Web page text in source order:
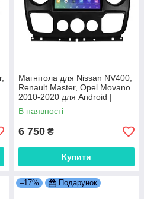
Магнітола для Nissan NV400,
Renault Master, Opel Movano
2010-2020 для Android |
Сенсорний екран, GPS,
Bluetooth
В наявності
6 750 ₴
Купити
–17% Подарунок